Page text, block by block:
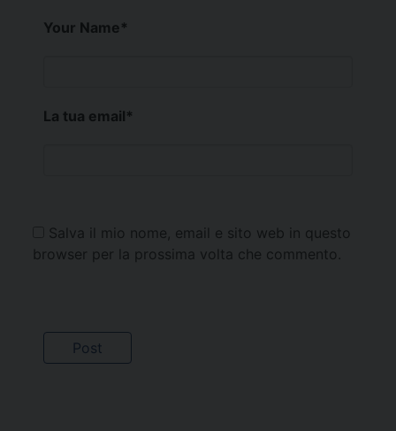
Your Name*
La tua email*
Salva il mio nome, email e sito web in questo
browser per la prossima volta che commento.